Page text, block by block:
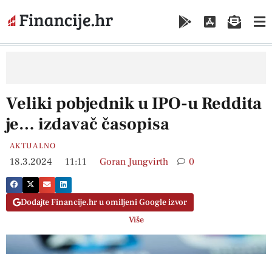
Veliki pobjednik u IPO-u Reddita
je… izdavač časopisa
AKTUALNO
18.3.2024 11:11 Goran Jungvirth 0
Dodajte Financije.hr u omiljeni Google izvor
Više